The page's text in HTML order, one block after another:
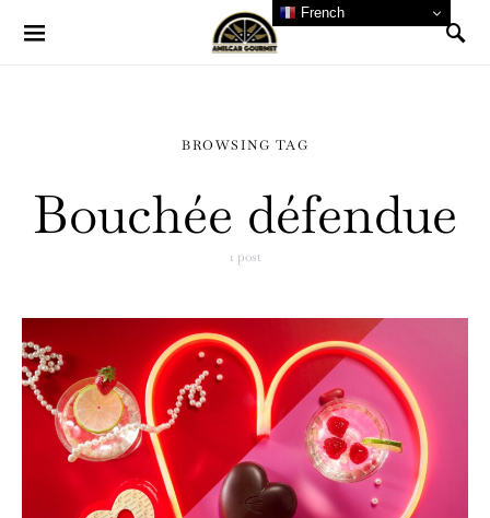
BROWSING TAG
Bouchée défendue
1 post
French